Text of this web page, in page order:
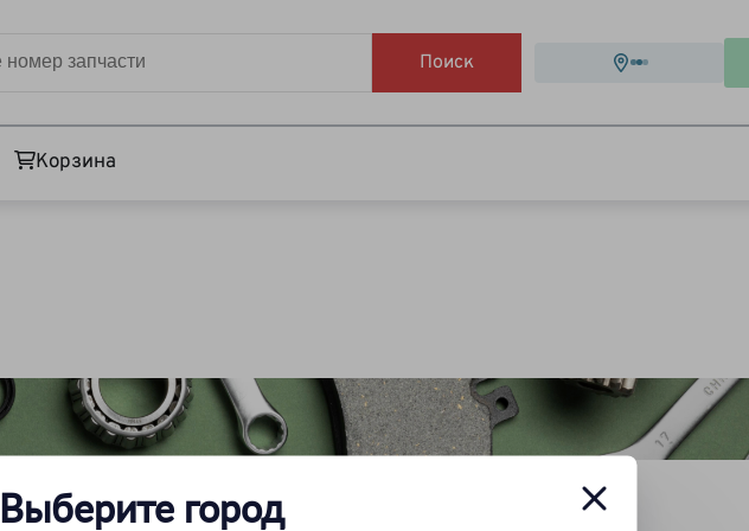
Поиск
Выберите город
Корзина
Вы искали каталог на автомобиль